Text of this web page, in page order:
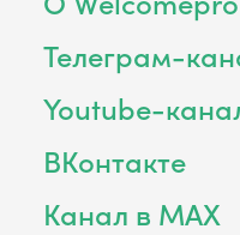
Телеграм-
Youtube-
ВКонтакте
Канал в MAX